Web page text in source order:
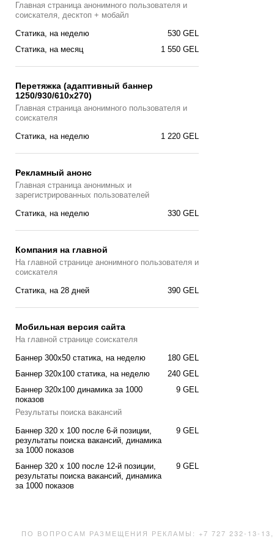
Главная страницa анонимного пользователя и
соискателя, десктоп + мобайл
530 GEL
Статика, на неделю
1 550 GEL
Статика, на месяц
Перетяжка (адаптивный баннер
1250/930/610х270)
Главная страницa анонимного пользователя и
соискателя
1 220 GEL
Статика, на неделю
Рекламный анонс
Главная страница анонимных и
зарегистрированных пользователей
330 GEL
Статика, на неделю
Компания на главной
На главной странице анонимного пользователя и
соискателя
390 GEL
Cтатика, на 28 дней
Мобильная версия сайта
На главной странице соискателя
180 GEL
Баннер 300x50 статика, на неделю
240 GEL
Баннер 320x100 статика, на неделю
9 GEL
Баннер 320x100 динамика за 1000
показов
Результаты поиска вакансий
9 GEL
Баннер 320 x 100 после 6-й позиции,
результаты поиска вакансий, динамика
за 1000 показов
9 GEL
Баннер 320 x 100 после 12-й позиции,
результаты поиска вакансий, динамика
за 1000 показов
ПО ВОПРОСАМ РАЗМЕЩЕНИЯ РЕКЛАМЫ: +7 727 232-13-13,